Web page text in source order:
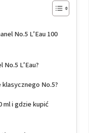
No.5 L’Eau 100
L’Eau?
klasycznego No.5?
ml i gdzie kupić